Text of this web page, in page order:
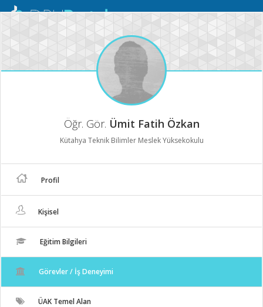
Mobil
Öğr. Gör. Ümit Fatih Özkan
Kütahya Teknik Bilimler Meslek Yüksekokulu
Profil
Kişisel
Eğitim Bilgileri
Görevler / İş Deneyimi
ÜAK Temel Alan